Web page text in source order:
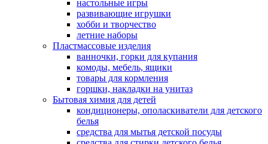
настольные игры
развивающие игрушки
хобби и творчество
летние наборы
Пластмассовые изделия
ванночки, горки для купания
комоды, мебель, ящики
товары для кормления
горшки, накладки на унитаз
Бытовая химия для детей
кондиционеры, ополаскиватели для детского
белья
средства для мытья детской посуды